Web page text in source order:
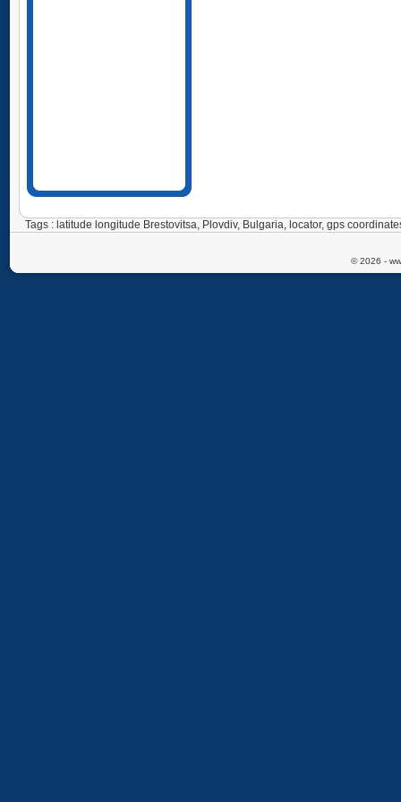
Tags : latitude longitude Brestovitsa, Plovdiv, Bulgaria, locator, gps
© 2026 -